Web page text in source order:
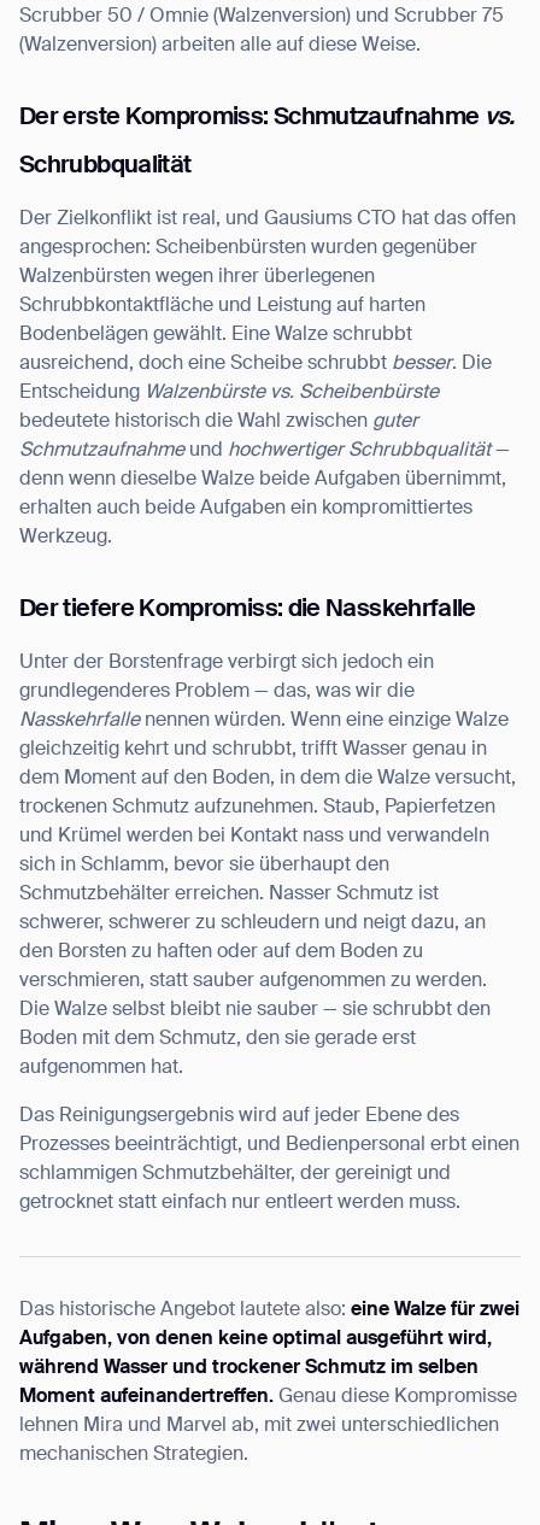
Scrubber 50 / Omnie (Walzenversion) und Scrubber 75
(Walzenversion) arbeiten alle auf diese Weise.
Der erste Kompromiss: Schmutzaufnahme vs.
Schrubbqualität
Der Zielkonflikt ist real, und Gausiums CTO hat das offen
angesprochen: Scheibenbürsten wurden gegenüber
Walzenbürsten wegen ihrer überlegenen
Schrubbkontaktfläche und Leistung auf harten
Bodenbelägen gewählt. Eine Walze schrubbt
ausreichend, doch eine Scheibe schrubbt besser. Die
Entscheidung Walzenbürste vs. Scheibenbürste
bedeutete historisch die Wahl zwischen guter
Schmutzaufnahmeund hochwertiger Schrubbqualität—
denn wenn dieselbe Walze beide Aufgaben übernimmt,
erhalten auch beide Aufgaben ein kompromittiertes
Werkzeug.
Der tiefere Kompromiss: die Nasskehrfalle
Unter der Borstenfrage verbirgt sich jedoch ein
grundlegenderes Problem — das, was wir die
Nasskehrfallenennen würden. Wenn eine einzige Walze
gleichzeitig kehrt und schrubbt, trifft Wasser genau in
dem Moment auf den Boden, in dem die Walze versucht,
trockenen Schmutz aufzunehmen. Staub, Papierfetzen
und Krümel werden bei Kontakt nass und verwandeln
sich in Schlamm, bevor sie überhaupt den
Schmutzbehälter erreichen. Nasser Schmutz ist
schwerer, schwerer zu schleudern und neigt dazu, an
den Borsten zu haften oder auf dem Boden zu
verschmieren, statt sauber aufgenommen zu werden.
Die Walze selbst bleibt nie sauber — sie schrubbt den
Boden mit dem Schmutz, den sie gerade erst
aufgenommen hat.
Das Reinigungsergebnis wird auf jeder Ebene des
Prozesses beeinträchtigt, und Bedienpersonal erbt einen
schlammigen Schmutzbehälter, der gereinigt und
getrocknet statt einfach nur entleert werden muss.
Das historische Angebot lautete also: eine Walze für zwei
Aufgaben, von denen keine optimal ausgeführt wird,
während Wasser und trockener Schmutz im selben
Moment aufeinandertreffen. Genau diese Kompromisse
lehnen Mira und Marvel ab, mit zwei unterschiedlichen
mechanischen Strategien.